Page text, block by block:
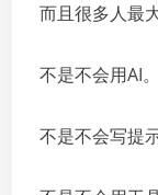
而且很多人最
不是不会用AI。
不是不会写提示